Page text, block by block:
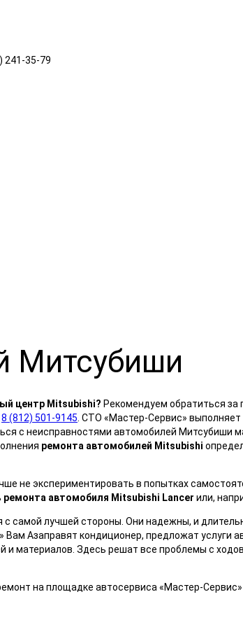
241-35-79
Митсубиши
центр M itsubishi? Рекомендуем обратиться
8 (812) 501-9145 . СТО «Мастер-Сервис» выполняет
с неисправностями автомобилей Митсубиши
ремонта автомобилей M itsubishi
не экспериментировать в попытках
ремонта автомобиля M itsubishi Lancer или,
с самой лучшей стороны. Они надежны, и
Вам Азаправят кондиционер, предложат услуги
материалов. Здесь решат все проблемы с
на площадке автосервиса «Мастер-